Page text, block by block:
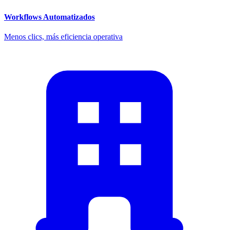
Workflows Automatizados
Menos clics, más eficiencia operativa